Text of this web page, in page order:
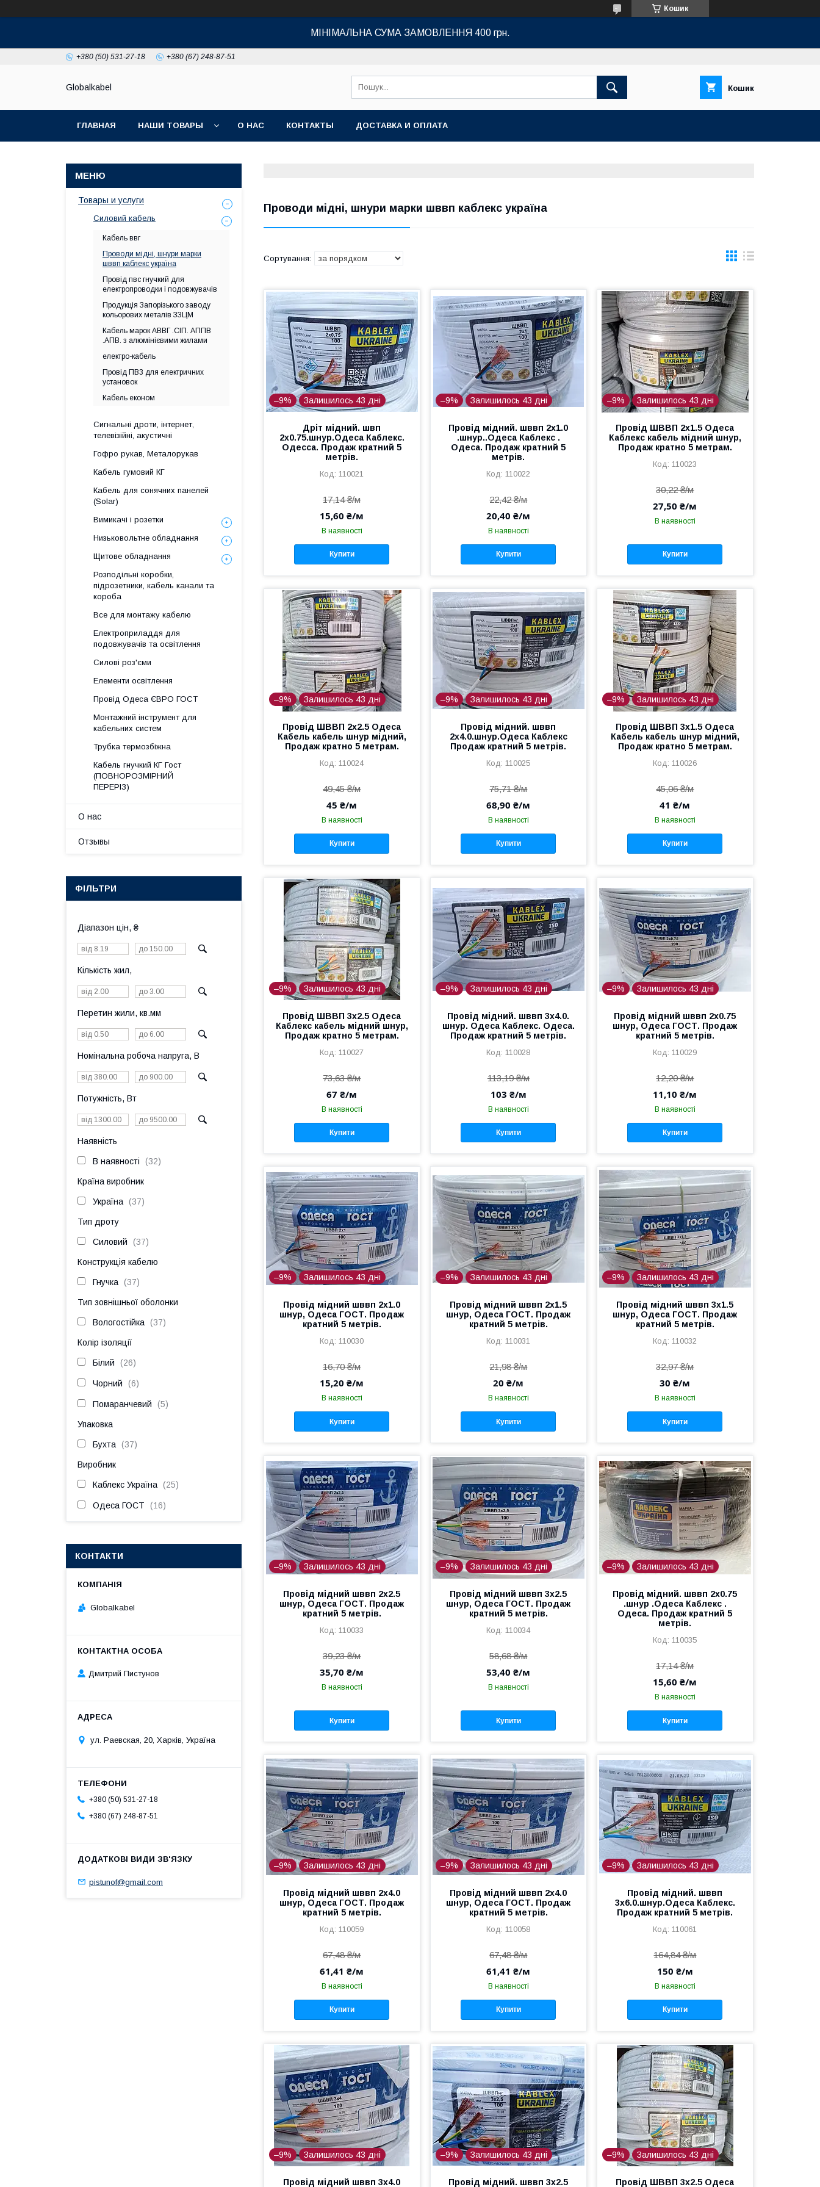
Кошик
МІНІМАЛЬНА СУМА ЗАМОВЛЕННЯ 400 грн.
+380 (50) 531-27-18 +380 (67) 248-87-51
Globalkabel Кошик
ГЛАВНАЯ НАШИ ТОВАРЫ О НАС КОНТАКТЫ ДОСТАВКА И ОПЛАТА
Проводи мідні, шнури марки шввп каблекс україна
–9% Залишилось 43 дні
Дріт мідний. швп
2х0.75.шнур.Одеса Каблекс.
Одесса. Продаж кратний 5
метрів.
110021
17,14 ₴/м
15,60 ₴/м
В наявності
Купити
–9% Залишилось 43 дні
Провід мідний. шввп 2х1.0
.шнур..Одеса Каблекс .
Одеса. Продаж кратний 5
метрів.
110022
22,42 ₴/м
20,40 ₴/м
В наявності
Купити
–9% Залишилось 43 дні
Провід ШВВП 2х1.5 Одеса
Каблекс кабель мідний шнур,
Продаж кратно 5 метрам.
110023
30,22 ₴/м
27,50 ₴/м
В наявності
Купити
–9% Залишилось 43 дні
Провід ШВВП 2х2.5 Одеса
Кабель кабель шнур мідний,
Продаж кратно 5 метрам.
110024
49,45 ₴/м
45 ₴/м
В наявності
Купити
–9% Залишилось 43 дні
Провід мідний. шввп
2х4.0.шнур.Одеса Каблекс
Продаж кратний 5 метрів.
110025
75,71 ₴/м
68,90 ₴/м
В наявності
Купити
–9% Залишилось 43 дні
Провід ШВВП 3х1.5 Одеса
Кабель кабель шнур мідний,
Продаж кратно 5 метрам.
110026
45,06 ₴/м
41 ₴/м
В наявності
Купити
–9% Залишилось 43 дні
Провід ШВВП 3х2.5 Одеса
Каблекс кабель мідний шнур,
Продаж кратно 5 метрам.
110027
73,63 ₴/м
67 ₴/м
В наявності
Купити
–9% Залишилось 43 дні
Провід мідний. шввп 3х4.0.
шнур. Одеса Каблекс. Одеса.
Продаж кратний 5 метрів.
110028
113,19 ₴/м
103 ₴/м
В наявності
Купити
–9% Залишилось 43 дні
Провід мідний шввп 2х0.75
шнур, Одеса ГОСТ. Продаж
кратний 5 метрів.
110029
12,20 ₴/м
11,10 ₴/м
В наявності
Купити
–9% Залишилось 43 дні
Провід мідний шввп 2х1.0
шнур, Одеса ГОСТ. Продаж
кратний 5 метрів.
110030
16,70 ₴/м
15,20 ₴/м
В наявності
Купити
–9% Залишилось 43 дні
Провід мідний шввп 2х1.5
шнур, Одеса ГОСТ. Продаж
кратний 5 метрів.
110031
21,98 ₴/м
20 ₴/м
В наявності
Купити
–9% Залишилось 43 дні
Провід мідний шввп 3х1.5
шнур, Одеса ГОСТ. Продаж
кратний 5 метрів.
110032
32,97 ₴/м
30 ₴/м
В наявності
Купити
–9% Залишилось 43 дні
Провід мідний шввп 2х2.5
шнур, Одеса ГОСТ. Продаж
кратний 5 метрів.
110033
39,23 ₴/м
35,70 ₴/м
В наявності
Купити
–9% Залишилось 43 дні
Провід мідний шввп 3х2.5
шнур, Одеса ГОСТ. Продаж
кратний 5 метрів.
110034
58,68 ₴/м
53,40 ₴/м
В наявності
Купити
–9% Залишилось 43 дні
Провід мідний. шввп 2х0.75
.шнур .Одеса Каблекс .
Одеса. Продаж кратний 5
метрів.
110035
17,14 ₴/м
15,60 ₴/м
В наявності
Купити
–9% Залишилось 43 дні
Провід мідний шввп 2х4.0
шнур, Одеса ГОСТ. Продаж
кратний 5 метрів.
110059
67,48 ₴/м
61,41 ₴/м
В наявності
Купити
–9% Залишилось 43 дні
Провід мідний шввп 2х4.0
шнур, Одеса ГОСТ. Продаж
кратний 5 метрів.
110058
67,48 ₴/м
61,41 ₴/м
В наявності
Купити
–9% Залишилось 43 дні
Провід мідний. шввп
3х6.0.шнур.Одеса Каблекс.
Продаж кратний 5 метрів.
110061
164,84 ₴/м
150 ₴/м
В наявності
Купити
–9% Залишилось 43 дні
Провід мідний шввп 3х4.0
–9% Залишилось 43 дні
Провід мідний. шввп 3х2.5
–9% Залишилось 43 дні
Провід ШВВП 3х2.5 Одеса
Товары и услуги
Силовий кабель
Кабель ввг
Проводи мідні, шнури марки
шввп каблекс україна
Провід пвс гнучкий для
електропроводки і подовжувачів
Продукція Запорізького заводу
кольорових металів ЗЗЦМ
Кабель марок АВВГ .СІП. АППВ
.АПВ. з алюмінієвими жилами
електро-кабель
Провід ПВ3 для електричних
установок
Кабель економ
Сигнальні дроти, інтернет,
телевізійні, акустичні
Гофро рукав, Металорукав
Кабель гумовий КГ
Кабель для сонячних панелей
(Solar)
Вимикачі і розетки
Низьковольтне обладнання
Щитове обладнання
Розподільні коробки,
підрозетники, кабель канали та
короба
Все для монтажу кабелю
Електроприладдя для
подовжувачів та освітлення
Силові роз'єми
Елементи освітлення
Провід Одеса ЄВРО ГОСТ
Монтажний інструмент для
кабельних систем
Трубка термозбіжна
Кабель гнучкий КГ Гост
(ПОВНОРОЗМІРНИЙ
ПЕРЕРІЗ)
О нас
Отзывы
ФІЛЬТРИ
Діапазон цін, ₴
Кількість жил,
Перетин жили, кв.мм
Номінальна робоча напруга, В
Потужність, Вт
Наявність
В наявності 32
Країна виробник
Україна 37
Тип дроту
Силовий 37
Конструкція кабелю
Гнучка 37
Тип зовнішньої оболонки
Вологостійка 37
Колір ізоляції
Білий 26
Чорний 6
Помаранчевий 5
Упаковка
Бухта 37
Виробник
Каблекс Україна 25
Одеса ГОСТ 16
КОНТАКТИ
Globalkabel
Дмитрий Пистунов
ул. Раевская, 20, Харків, Україна
+380 (50) 531-27-18
+380 (67) 248-87-51
pistunof@gmail.com